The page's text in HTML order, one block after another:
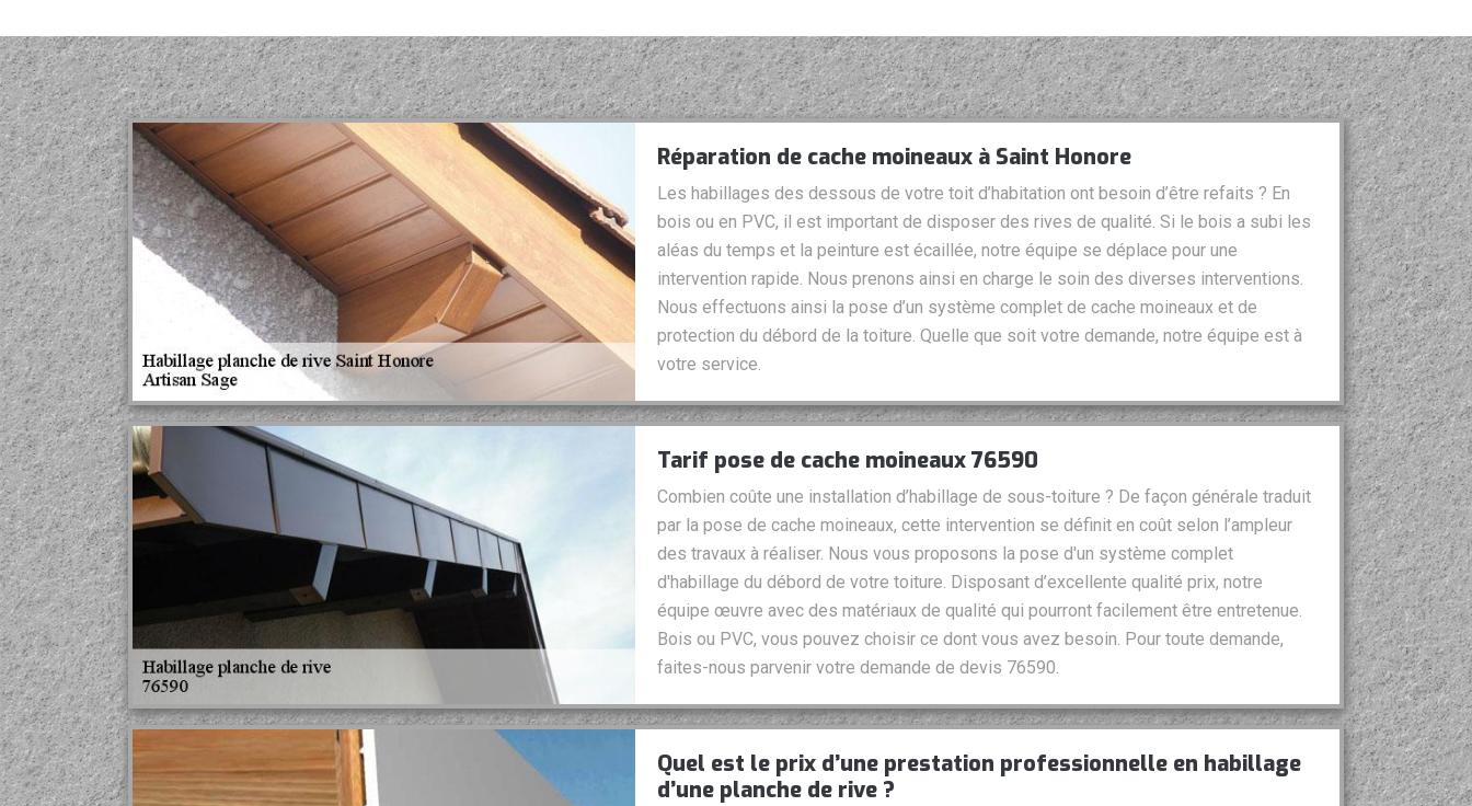
Réparation de cache moineaux à Saint Honore
Les habillages des dessous de votre toit d’habitation ont besoin d’être refaits ? En
bois ou en PVC, il est important de disposer des rives de qualité. Si le bois a subi les
aléas du temps et la peinture est écaillée, notre équipe se déplace pour une
intervention rapide. Nous prenons ainsi en charge le soin des diverses interventions.
Nous effectuons ainsi la pose d’un système complet de cache moineaux et de
protection du débord de la toiture. Quelle que soit votre demande, notre équipe est à
votre service.
Tarif pose de cache moineaux 76590
Combien coûte une installation d’habillage de sous-toiture ? De façon générale traduit
par la pose de cache moineaux, cette intervention se définit en coût selon l’ampleur
des travaux à réaliser. Nous vous proposons la pose d'un système complet
d'habillage du débord de votre toiture. Disposant d’excellente qualité prix, notre
équipe œuvre avec des matériaux de qualité qui pourront facilement être entretenue.
Bois ou PVC, vous pouvez choisir ce dont vous avez besoin. Pour toute demande,
faites-nous parvenir votre demande de devis 76590.
Quel est le prix d’une prestation professionnelle en habillage
d’une planche de rive ?